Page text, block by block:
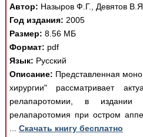
Автор: Назыров Ф.Г., Девятов В.Я.
Год издания: 2005
Размер: 8.56 МБ
Формат: pdf
Язык: Русский
Описание: Представленная
хирургии" рассматривает
релапаротомии, в издании
релапаротомия при остром
Скачать книгу бесплатно